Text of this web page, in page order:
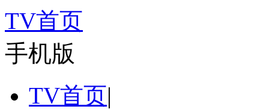
TV首页
手机版
TV首页|